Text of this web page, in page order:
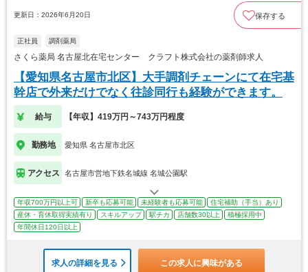
更新日：2026年6月20日 保存する
正社員 調剤薬局
さくら薬局 名古屋北在宅センター クラフト株式会社の薬剤師求人
【愛知県名古屋市北区】大手調剤チェーンにて在宅基
幹店で外来だけでなく往診同行も経験ができます。
給与 【年収】419万円～743万円程度
勤務地 愛知県 名古屋市北区
アクセス 名古屋市営地下鉄名城線 名城公園駅
年収700万円以上可 新卒も応募可能 未経験者も応募可能
住宅補助（手当）あり
産休・育休取得実績有り
スキルアップ 駅チカ 店舗数30以上
積極採用中
年間休日120日以上
求人の詳細を見る この求人に興味がある